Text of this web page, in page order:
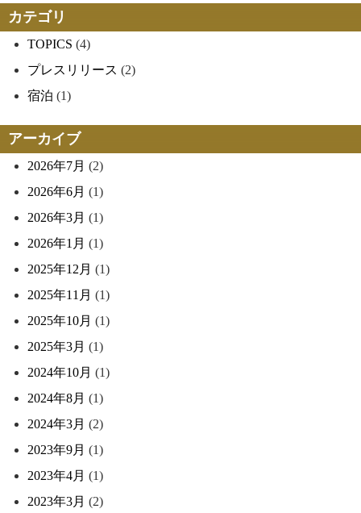
カテゴリ
TOPICS (4)
プレスリリース (2)
宿泊 (1)
アーカイブ
2026年7月 (2)
2026年6月 (1)
2026年3月 (1)
2026年1月 (1)
2025年12月 (1)
2025年11月 (1)
2025年10月 (1)
2025年3月 (1)
2024年10月 (1)
2024年8月 (1)
2024年3月 (2)
2023年9月 (1)
2023年4月 (1)
2023年3月 (2)